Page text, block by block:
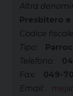
Altra
Presbitero
Codice
Tipo:
Telefono:
Fax:
049-
Email: